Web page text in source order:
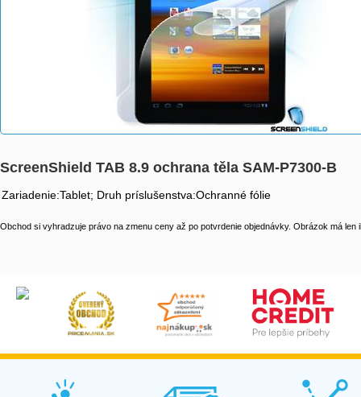
ScreenShield TAB 8.9 ochrana těla SAM-P7300-B
Zariadenie:Tablet; Druh príslušenstva:Ochranné fólie
Obchod si vyhradzuje právo na zmenu ceny až po potvrdenie objednávky. Obrázok má len